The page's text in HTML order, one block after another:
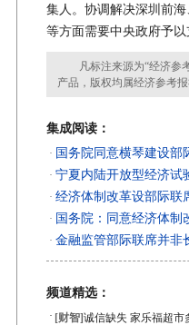
集人。协调解决深圳前
等方面需要中央政府予以
凡标注来源为“经济参考
产品，版权均属经济参考
集成阅读：
· 国务院同意横琴建设部
· 宁夏内陆开放型经济试
· 经济体制改革设部际联
· 国务院：同意经济体制
· 金融监管部际联席并非
频道精选：
· [财智]诚信缺失 家乐福超市